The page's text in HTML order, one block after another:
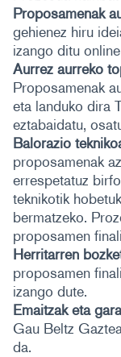
Proposamenak
gehienez hiru
izango ditu
Aurrez aurreko
Proposamenak
eta landuko dira
eztabaidatu,
Balorazio
proposamenak
errespetatuz
teknikotik
bermatzeko.
proposamen
Herritarren
proposamen
izango dute.
Emaitzak eta
Gau Beltz
da.